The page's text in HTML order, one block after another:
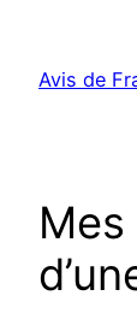
contenu
Avis de